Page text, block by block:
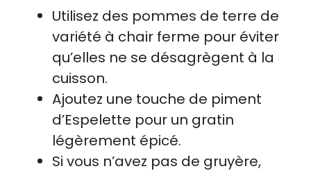
Utilisez des pommes de terre de
variété à chair ferme pour éviter
qu’elles ne se désagrègent à la
cuisson.
Ajoutez une touche de piment
d’Espelette pour un gratin
légèrement épicé.
Si vous n’avez pas de gruyère,